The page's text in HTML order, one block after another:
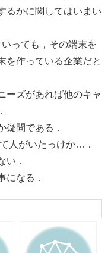
るかに関してはいまい
っても，その端末を
を作っている企業だと
ーズがあれば他のキャ
疑問である．
人がいたっけか…．
い．
になる．